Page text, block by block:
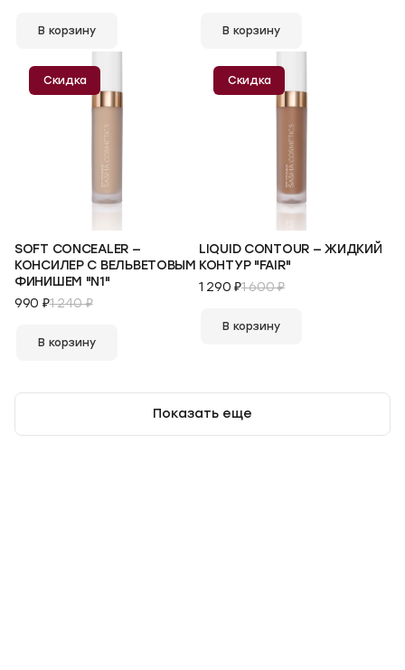
В корзину В корзину
Скидка
SOFT CONCEALER —
КОНСИЛЕР С ВЕЛЬВЕТОВЫМ
ФИНИШЕМ "N1"
990 ₽1 240 ₽
В корзину
Скидка
LIQUID CONTOUR — ЖИДКИЙ
КОНТУР "FAIR"
1 290 ₽1 600 ₽
В корзину
Показать еще